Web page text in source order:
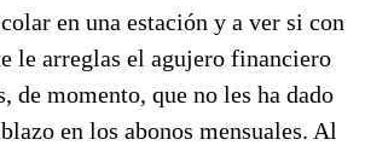
en una estación y a ver si con
le arreglas el agujero financiero
de momento, que no les ha dado
en los abonos mensuales. Al